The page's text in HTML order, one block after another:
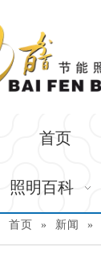
首页
照明百科
首页 » 新闻 »